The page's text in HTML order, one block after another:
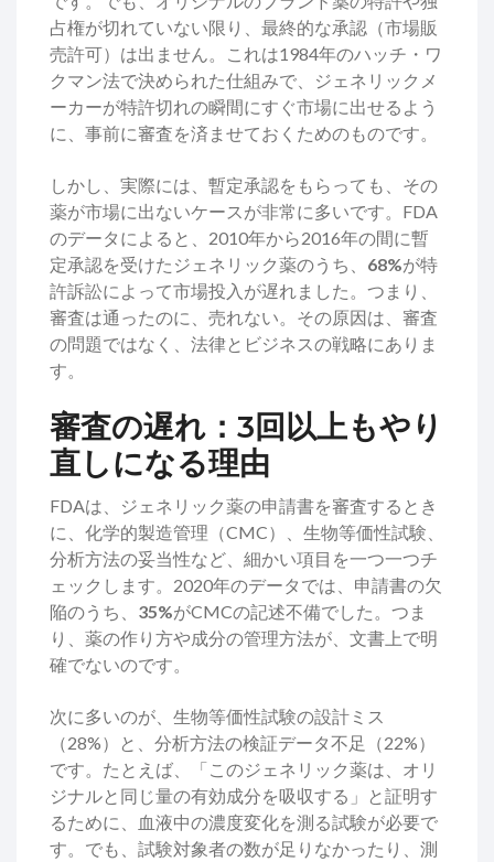
占権が切れていない限り、最終的な承認（市場販
売許可）は出ません。これは1984年のハッチ・ワ
クマン法で決められた仕組みで、ジェネリックメ
ーカーが特許切れの瞬間にすぐ市場に出せるよう
に、事前に審査を済ませておくためのものです。
しかし、実際には、暫定承認をもらっても、その
薬が市場に出ないケースが非常に多いです。FDA
のデータによると、2010年から2016年の間に暫
定承認を受けたジェネリック薬のうち、 68%が特
許訴訟によって市場投入が遅れました。つまり、
審査は通ったのに、売れない。その原因は、審査
の問題ではなく、法律とビジネスの戦略にありま
す。
審査の遅れ：3回以上もやり
直しになる理由
FDAは、ジェネリック薬の申請書を審査するとき
に、化学的製造管理（CMC）、生物等価性試験、
分析方法の妥当性など、細かい項目を一つ一つチ
ェックします。2020年のデータでは、申請書の欠
陥のうち、 35%がCMCの記述不備でした。つま
り、薬の作り方や成分の管理方法が、文書上で明
確でないのです。
次に多いのが、生物等価性試験の設計ミス
（28%）と、分析方法の検証データ不足（22%）
です。たとえば、「このジェネリック薬は、オリ
ジナルと同じ量の有効成分を吸収する」と証明す
るために、血液中の濃度変化を測る試験が必要で
す。でも、試験対象者の数が足りなかったり、測